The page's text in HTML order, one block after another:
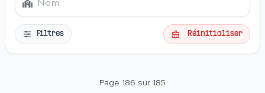
Filtres Réinitialiser
Page 186 sur 185